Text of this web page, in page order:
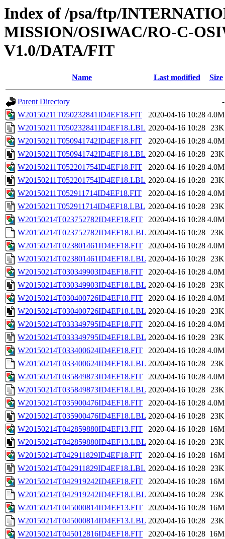
Index of /psa/ftp/
MISSION/OSIWAC/RO-C-
V1.0/DATA/FIT
Name Last modified Size
Parent Directory
-
W20150211T050232841ID4EF18.FIT
2020-04-16 10:28 4.0M
W20150211T050232841ID4EF18.LBL 2020-04-16 10:28 23K
W20150211T050941742ID4EF18.FIT
2020-04-16 10:28 4.0M
W20150211T050941742ID4EF18.LBL 2020-04-16 10:28 23K
W20150211T052201754ID4EF18.FIT
2020-04-16 10:28 4.0M
W20150211T052201754ID4EF18.LBL 2020-04-16 10:28 23K
W20150211T052911714ID4EF18.FIT
2020-04-16 10:28 4.0M
W20150211T052911714ID4EF18.LBL 2020-04-16 10:28 23K
W20150214T023752782ID4EF18.FIT
2020-04-16 10:28 4.0M
W20150214T023752782ID4EF18.LBL 2020-04-16 10:28 23K
W20150214T023801461ID4EF18.FIT
2020-04-16 10:28 4.0M
W20150214T023801461ID4EF18.LBL 2020-04-16 10:28 23K
W20150214T030349903ID4EF18.FIT
2020-04-16 10:28 4.0M
W20150214T030349903ID4EF18.LBL 2020-04-16 10:28 23K
W20150214T030400726ID4EF18.FIT
2020-04-16 10:28 4.0M
W20150214T030400726ID4EF18.LBL 2020-04-16 10:28 23K
W20150214T033349795ID4EF18.FIT
2020-04-16 10:28 4.0M
W20150214T033349795ID4EF18.LBL 2020-04-16 10:28 23K
W20150214T033400624ID4EF18.FIT
2020-04-16 10:28 4.0M
W20150214T033400624ID4EF18.LBL 2020-04-16 10:28 23K
W20150214T035849873ID4EF18.FIT
2020-04-16 10:28 4.0M
W20150214T035849873ID4EF18.LBL 2020-04-16 10:28 23K
W20150214T035900476ID4EF18.FIT
2020-04-16 10:28 4.0M
W20150214T035900476ID4EF18.LBL 2020-04-16 10:28 23K
W20150214T042859880ID4EF13.FIT
2020-04-16 10:28 16M
W20150214T042859880ID4EF13.LBL 2020-04-16 10:28 23K
W20150214T042911829ID4EF18.FIT
2020-04-16 10:28 16M
W20150214T042911829ID4EF18.LBL 2020-04-16 10:28 23K
W20150214T042919242ID4EF18.FIT
2020-04-16 10:28 16M
W20150214T042919242ID4EF18.LBL 2020-04-16 10:28 23K
W20150214T045000814ID4EF13.FIT
2020-04-16 10:28 16M
W20150214T045000814ID4EF13.LBL 2020-04-16 10:28 23K
W20150214T045012816ID4EF18.FIT
2020-04-16 10:28 16M